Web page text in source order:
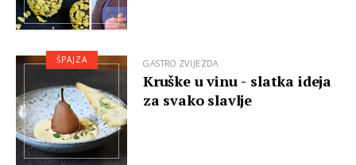
GASTRO ZVIJEZDA
Kruške u vinu - slatka ideja
za svako slavlje
ŠPAJZA